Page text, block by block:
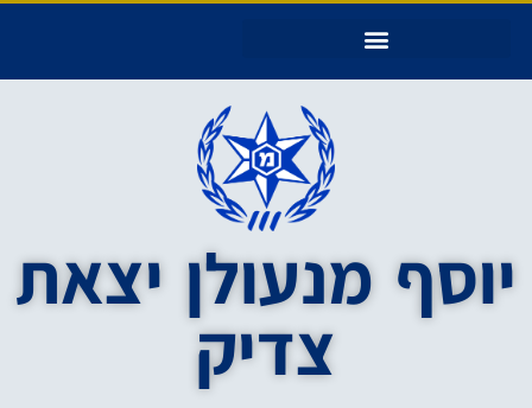
יוסף מנעולן יצאת
צדיק